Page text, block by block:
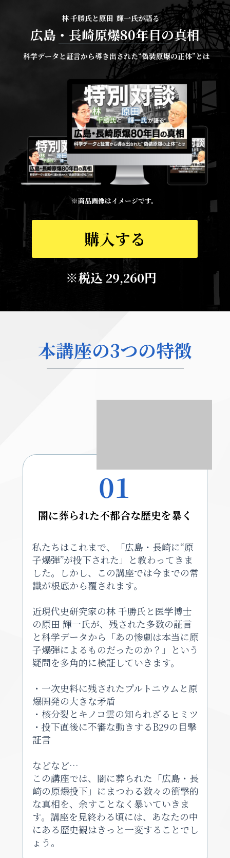
林 千勝氏と原田 輝一氏が語る
広島・長崎原爆80年目の真相
科学データと証言から導き出された“偽装原爆の正体”とは
購入する
※税込 29,260円
※商品画像はイメージです。
本講座の3つの特徴
01
闇に葬られた不都合な歴史を暴く
私たちはこれまで、「広島・長崎に“原
子爆弾”が投下された」と教わってきま
した。しかし、この講座では今までの常
識が根底から覆されます。
近現代史研究家の林 千勝氏と医学博士
の原田 輝一氏が、残された多数の証言
と科学データから「あの惨劇は本当に原
子爆弾によるものだったのか？」という
疑問を多角的に検証していきます。
・一次史料に残されたプルトニウムと原
爆開発の大きな矛盾
・核分裂とキノコ雲の知られざるヒミツ
・投下直後に不審な動きするB29の目撃
証言
などなど…
この講座では、闇に葬られた「広島・長
崎の原爆投下」にまつわる数々の衝撃的
な真相を、余すことなく暴いていきま
す。講座を見終わる頃には、あなたの中
にある歴史観はきっと一変することでし
ょう。